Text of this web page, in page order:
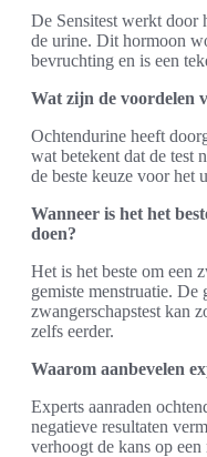
De Sensitest werkt door
de urine. Dit hormoon
bevruchting en is een
Wat zijn de voordelen
Ochtendurine heeft
wat betekent dat de test
de beste keuze voor het
Wanneer is het het
doen?
Het is het beste om een
gemiste menstruatie. De
zwangerschapstest kan
zelfs eerder.
Waarom aanbevelen
Experts aanraden
negatieve resultaten
verhoogt de kans op